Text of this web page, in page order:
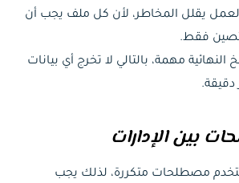
يقلل المخاطر، لأن كل ملف يجب أن
فقط.
مهمة، بالتالي لا تخرج أي بيانات
دقيقة.
بين الإدارات
مصطلحات متكررة، لذلك يجب